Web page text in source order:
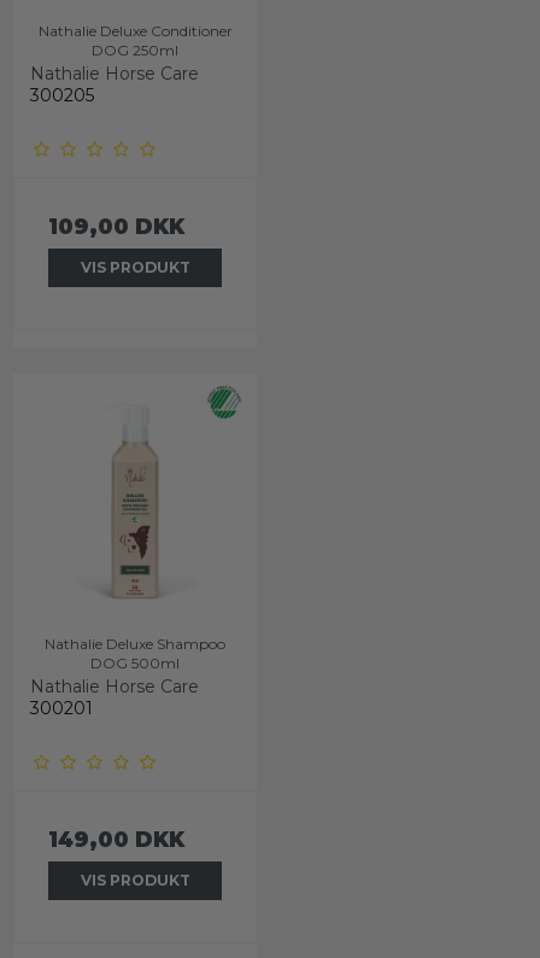
Nathalie Deluxe Conditioner
DOG 250ml
Nathalie Horse Care
300205
109,00 DKK
VIS PRODUKT
Nathalie Deluxe Shampoo
DOG 500ml
Nathalie Horse Care
300201
149,00 DKK
VIS PRODUKT